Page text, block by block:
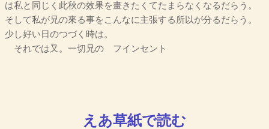
は私と同じく此秋の效果を畫きたくてたまらなくなるだらう。
そして私が兄の來る事をこんなに主張する所以が分るだらう。
少し好い日のつづく時は。
それでは又。一切兄の フインセント
えあ草紙で読む